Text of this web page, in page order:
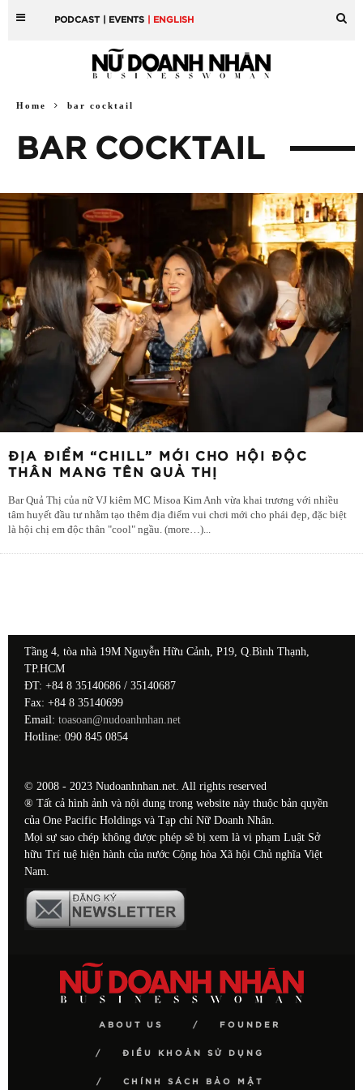
PODCAST | EVENTS | ENGLISH
Home bar cocktail
BAR COCKTAIL
ĐỊA ĐIỂM “CHILL” MỚI CHO HỘI ĐỘC
THÂN MANG TÊN QUẢ THỊ
Bar Quả Thị của nữ VJ kiêm MC Misoa Kim Anh vừa khai trương với nhiều
tâm huyết đầu tư nhằm tạo thêm địa điểm vui chơi mới cho phái đẹp, đặc biệt
là hội chị em độc thân "cool" ngầu. (more…)...
Tầng 4, tòa nhà 19M Nguyễn Hữu Cảnh, P19, Q.Bình Thạnh,
TP.HCM
ĐT: +84 8 35140686 / 35140687
Fax: +84 8 35140699
Email: toasoan@nudoanhnhan.net
Hotline: 090 845 0854
© 2008 - 2023 Nudoanhnhan.net. All rights reserved
® Tất cả hình ảnh và nội dung trong website này thuộc bản quyền
của One Pacific Holdings và Tạp chí Nữ Doanh Nhân.
Mọi sự sao chép không được phép sẽ bị xem là vi phạm Luật Sở
hữu Trí tuệ hiện hành của nước Cộng hòa Xã hội Chủ nghĩa Việt
Nam.
ABOUT US FOUNDER
ĐIỀU KHOẢN SỬ DỤNG
CHÍNH SÁCH BẢO MẬT